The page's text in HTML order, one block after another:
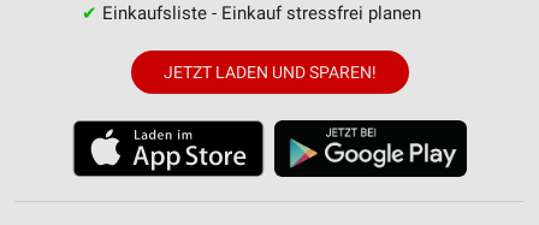
✔ Einkaufsliste - Einkauf stressfrei planen
JETZT LADEN UND SPAREN!